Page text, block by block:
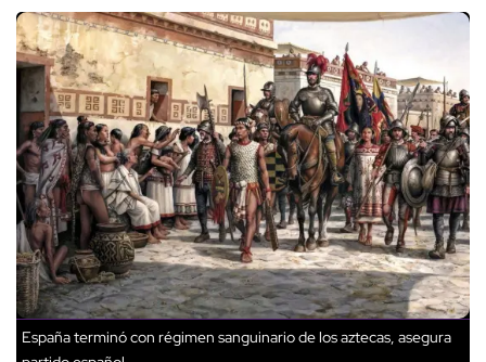
España terminó con régimen sanguinario de los aztecas, asegura